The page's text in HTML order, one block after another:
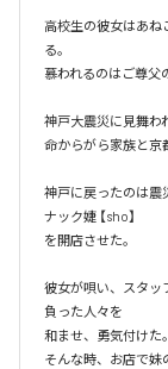
高校生の彼女はあね
る。
慕われるのはご尊父
神戸大震災に見舞わ
命からがら家族と京
神戸に戻ったのは震
ナック婕 【sho】
を開店させた。
彼女が唄い、スタッ
負った人々を
和ませ、勇気付けた。
そんな時、お店で妹